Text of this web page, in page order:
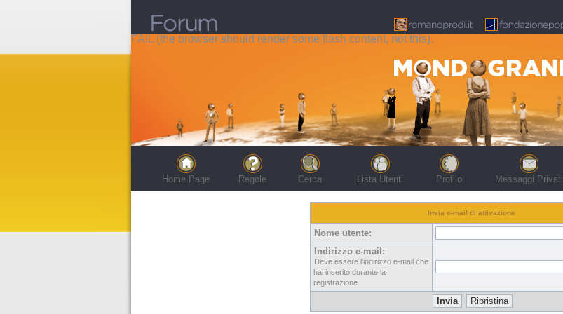
FAIL (the browser should render some flash content, not this).
Home Page Regole Cerca Lista Utenti Profilo Messaggi Privati
Invia e-mail di attivazione
Nome utente:
Indirizzo e-mail:
Deve essere l’indirizzo e-mail che
hai inserito durante la
registrazione.